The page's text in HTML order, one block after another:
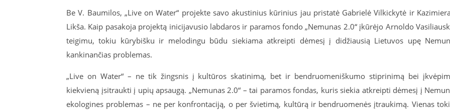
Be V. Baumilos, „Live on Water“ projekte savo akustinius kūrinius jau pristatė Gabrielė Vilkickytė ir
Likša. Kaip pasakoja projektą inicijavusio labdaros ir paramos fondo „Nemunas 2.0“ įkūrėjo Arnoldo
teigimu, tokiu kūrybišku ir melodingu būdu siekiama atkreipti dėmesį į didžiausią Lietuvos upę
kankinančias problemas.
„Live on Water“ – ne tik žingsnis į kultūros skatinimą, bet ir bendruomeniškumo stiprinimą bei
kiekvieną įsitraukti į upių apsaugą. „Nemunas 2.0“ – tai paramos fondas, kuris siekia atkreipti dėmesį į
ekologines problemas – ne per konfrontaciją, o per švietimą, kultūrą ir bendruomenės įtraukimą. Vienas